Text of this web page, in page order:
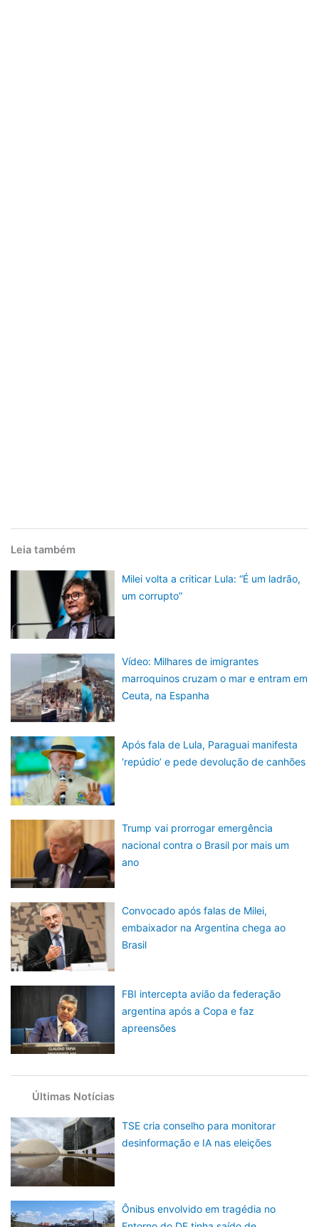
Leia também
Milei volta a criticar Lula: “É um ladrão,
um corrupto”
Vídeo: Milhares de imigrantes
marroquinos cruzam o mar e entram em
Ceuta, na Espanha
Após fala de Lula, Paraguai manifesta
‘repúdio’ e pede devolução de canhões
Trump vai prorrogar emergência
nacional contra o Brasil por mais um
ano
Convocado após falas de Milei,
embaixador na Argentina chega ao
Brasil
FBI intercepta avião da federação
argentina após a Copa e faz
apreensões
Últimas Notícias
TSE cria conselho para monitorar
desinformação e IA nas eleições
Ônibus envolvido em tragédia no